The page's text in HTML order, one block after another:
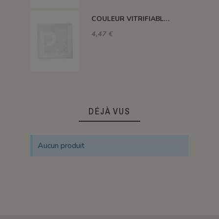
COULEUR VITRIFIABLE DÉCOR SANS PLOMB BLANC VA103
4,47 €
DÉJÀ VUS
Aucun produit